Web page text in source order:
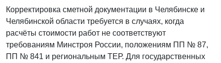
Корректировка сметной документации в Челябинске и
Челябинской области требуется в случаях, когда
расчёты стоимости работ не соответствуют
требованиям Минстроя России, положениям ПП № 87,
ПП № 841 и региональным ТЕР. Для государственных